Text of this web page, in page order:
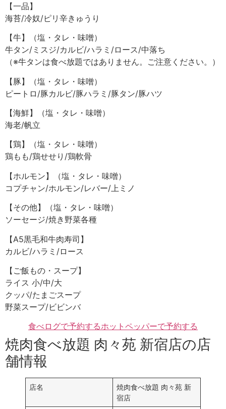
【一品】
海苔/冷奴/ピリ辛きゅうり
【牛】（塩・タレ・味噌）
牛タン/ミスジ/カルビ/ハラミ/ロース/中落ち
（※牛タンは食べ放題ではありません。ご注意ください。）
【豚】（塩・タレ・味噌）
ピートロ/豚カルビ/豚ハラミ/豚タン/豚ハツ
【海鮮】（塩・タレ・味噌）
海老/帆立
【鶏】（塩・タレ・味噌）
鶏もも/鶏せせり/鶏軟骨
【ホルモン】（塩・タレ・味噌）
コプチャン/ホルモン/レバー/上ミノ
【その他】（塩・タレ・味噌）
ソーセージ/焼き野菜各種
【A5黒毛和牛肉寿司】
カルビ/ハラミ/ロース
【ご飯もの・スープ】
ライス 小/中/大
クッパ/たまごスープ
野菜スープ/ビビンバ
食べログで予約するホットペッパーで予約する
焼肉食べ放題 肉々苑 新宿店の店
舗情報
店名
焼肉食べ放題 肉々苑 新
宿店